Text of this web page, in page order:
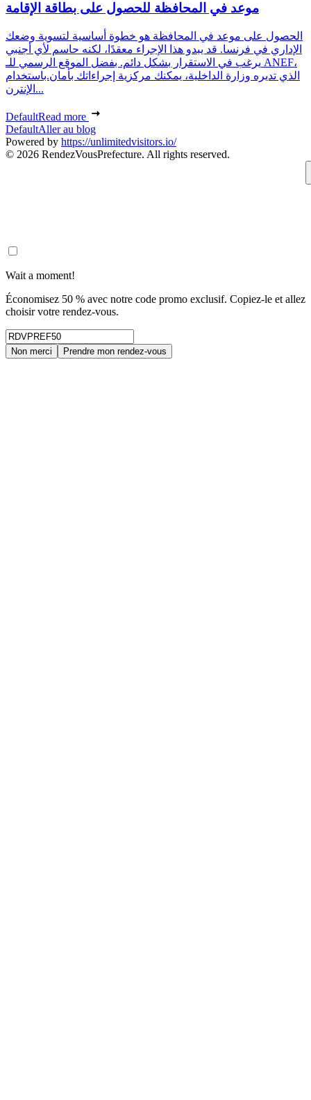
موعد في المحافظة للحصول على بطاقة الإقامة
الحصول على موعد في المحافظة هو خطوة أساسية لتسوية وضعك
الإداري في فرنسا. قد يبدو هذا الإجراء معقدًا، لكنه حاسم لأي أجنبي
يرغب في الاستقرار بشكل دائم. بفضل الموقع الرسمي للـ ANEF،
الذي تديره وزارة الداخلية، يمكنك مركزية إجراءاتك بأمان.باستخدام
الإنترن...
DefaultRead more
DefaultAller au blog
Powered by https://unlimitedvisitors.io/
© 2026 RendezVousPrefecture. All rights reserved.
Wait a moment!
Économisez 50 % avec notre code promo exclusif. Copiez-le et allez
choisir votre rendez-vous.
Non merci Prendre mon rendez-vous